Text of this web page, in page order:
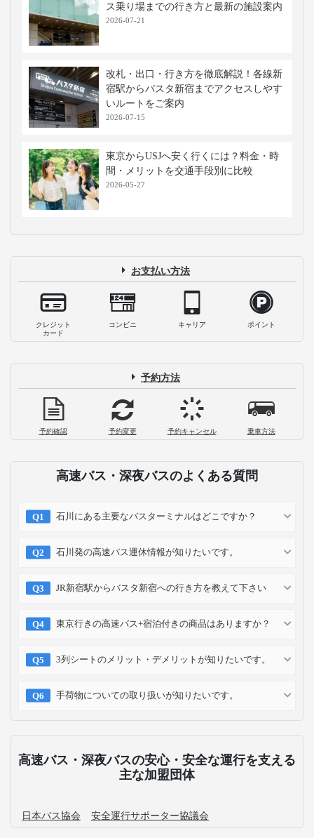
ス乗り場までの行き方と最新の施設案内
2026-07-21
改札・出口・行き方を徹底解説！各線新
宿駅からバスタ新宿までアクセスしやす
いルートをご案内
2026-07-15
東京からUSJへ安く行くには？料金・時
間・メリットを交通手段別に比較
2026-05-27
お支払い方法
クレジット
カード
コンビニ キャリア ポイント
予約方法
予約確認 予約変更 予約キャンセル 乗車方法
高速バス・深夜バスのよくある質問
石川にある主要なバスターミナルはどこですか？
石川発の高速バス運休情報が知りたいです。
JR新宿駅からバスタ新宿への行き方を教えて下さい
東京行きの高速バス+宿泊付きの商品はありますか？
3列シートのメリット・デメリットが知りたいです。
手荷物についての取り扱いが知りたいです。
高速バス・深夜バスの安心・安全な運行を支える
主な加盟団体
日本バス協会 安全運行サポーター協議会